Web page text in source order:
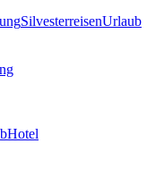
SilvesterreisenUrlaub
Hotel